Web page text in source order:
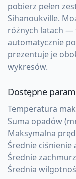
pobierz pełen
Sihanoukville.
różnych latach —
automatycznie
prezentuje je
wykresów.
Dostępne
Temperatura
Suma opadów
Maksymalna
Średnie ciśnienie
Średnie
Średnia